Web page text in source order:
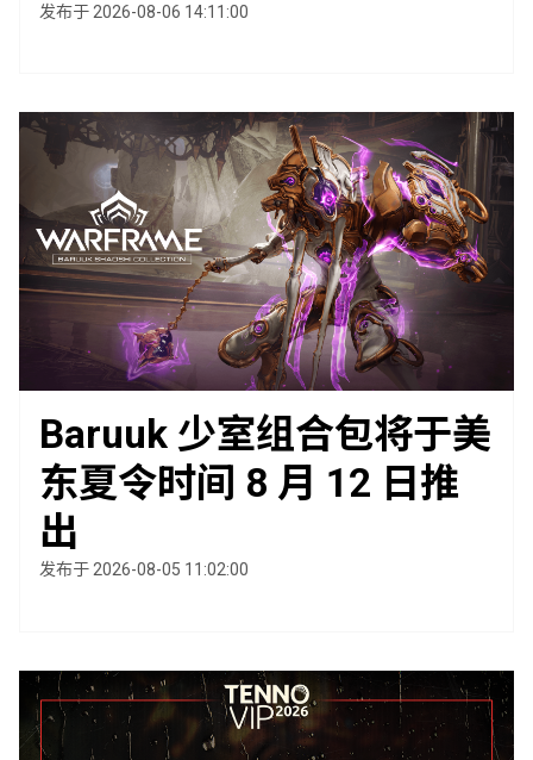
发布于 2026-08-06 14:11:00
Baruuk 少室组合包将于美
东夏令时间 8 月 12 日推
出
发布于 2026-08-05 11:02:00